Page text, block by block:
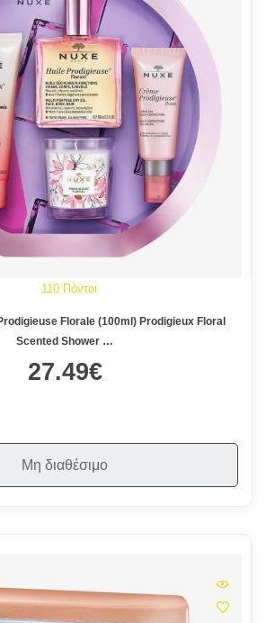
110 Πόντοι
Florale (100ml) Prodigieux Floral
Scented Shower …
27.49€
Μη διαθέσιμο